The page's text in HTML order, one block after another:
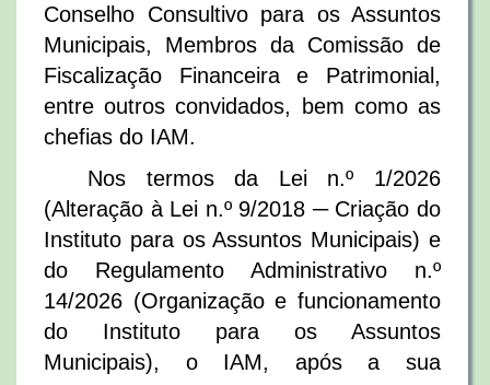
Conselho Consultivo para os Assuntos
Municipais, Membros da Comissão de
Fiscalização Financeira e Patrimonial,
entre outros convidados, bem como as
chefias do IAM.
Nos termos da Lei n.º 1/2026
(Alteração à Lei n.º 9/2018 ─ Criação do
Instituto para os Assuntos Municipais) e
do Regulamento Administrativo n.º
14/2026 (Organização e funcionamento
do Instituto para os Assuntos
Municipais), o IAM, após a sua